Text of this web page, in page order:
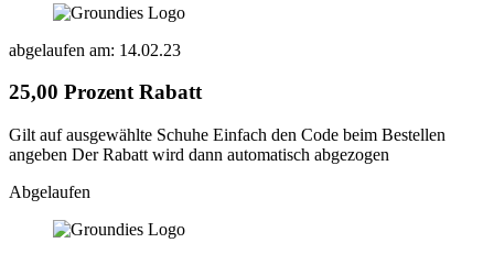
abgelaufen am: 14.02.23
25,00 Prozent Rabatt
Gilt auf ausgewählte Schuhe Einfach den Code beim Bestellen
angeben Der Rabatt wird dann automatisch abgezogen
Abgelaufen